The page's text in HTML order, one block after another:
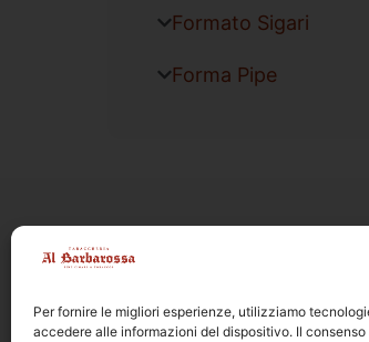
Per fornire le migliori esperienze, utilizziamo
accedere alle informazioni del dispositivo. Il
Formato Sigari
Forma Pipe